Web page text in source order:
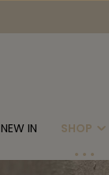
NEW IN SHOP